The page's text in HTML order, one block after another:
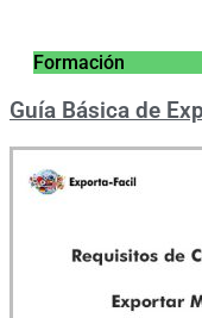
Formación
Guía Básica de